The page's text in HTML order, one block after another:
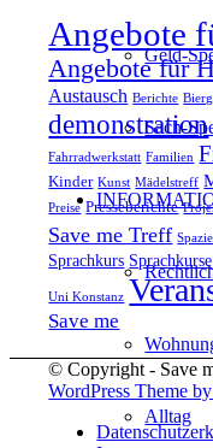
Geld-
Sach-
Alltag
Angebote
Angebote für
Austausch Berichte
demonstration
Fahrradwerkstatt Familien
Kinder Kunst Mädelstreff
Preise Presseberichte
Save me Treff
Sprachkurs Sprachkurse
Uni Konstanz
Save me
© Copyright - Save
WordPress Theme